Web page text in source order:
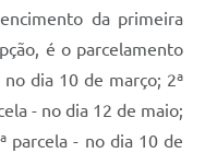
da primeira
é o parcelamento
dia 10 de março; 2ª
- no dia 12 de maio;
parcela - no dia 10 de